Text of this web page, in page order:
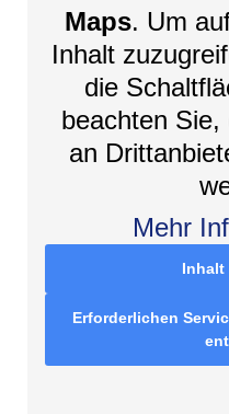
Maps. Um
Inhalt
die
beachten
an
Mehr
Inhalt
Erforderlichen